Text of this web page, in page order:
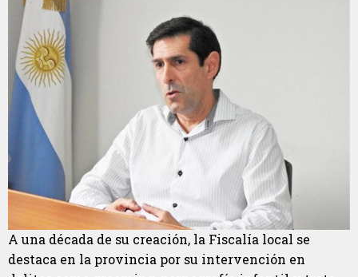
A una década de su creación, la Fiscalía local se
destaca en la provincia por su intervención en